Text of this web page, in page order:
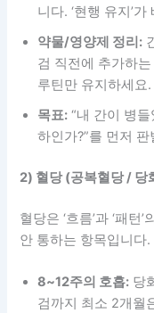
니다. ‘현행 유지’
약물/영양제 정리:
검 직전에 추가하
루틴만 유지하세요.
목표: “내 간이 병
하인가?”를 먼저
2) 혈당 (공복혈당 / 당
혈당은 ‘흐름’과 ‘패
안 통하는 항목입니다.
8~12주의 호흡: 당
검까지 최소 2개월